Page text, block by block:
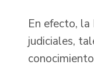
En efecto,
judiciales,